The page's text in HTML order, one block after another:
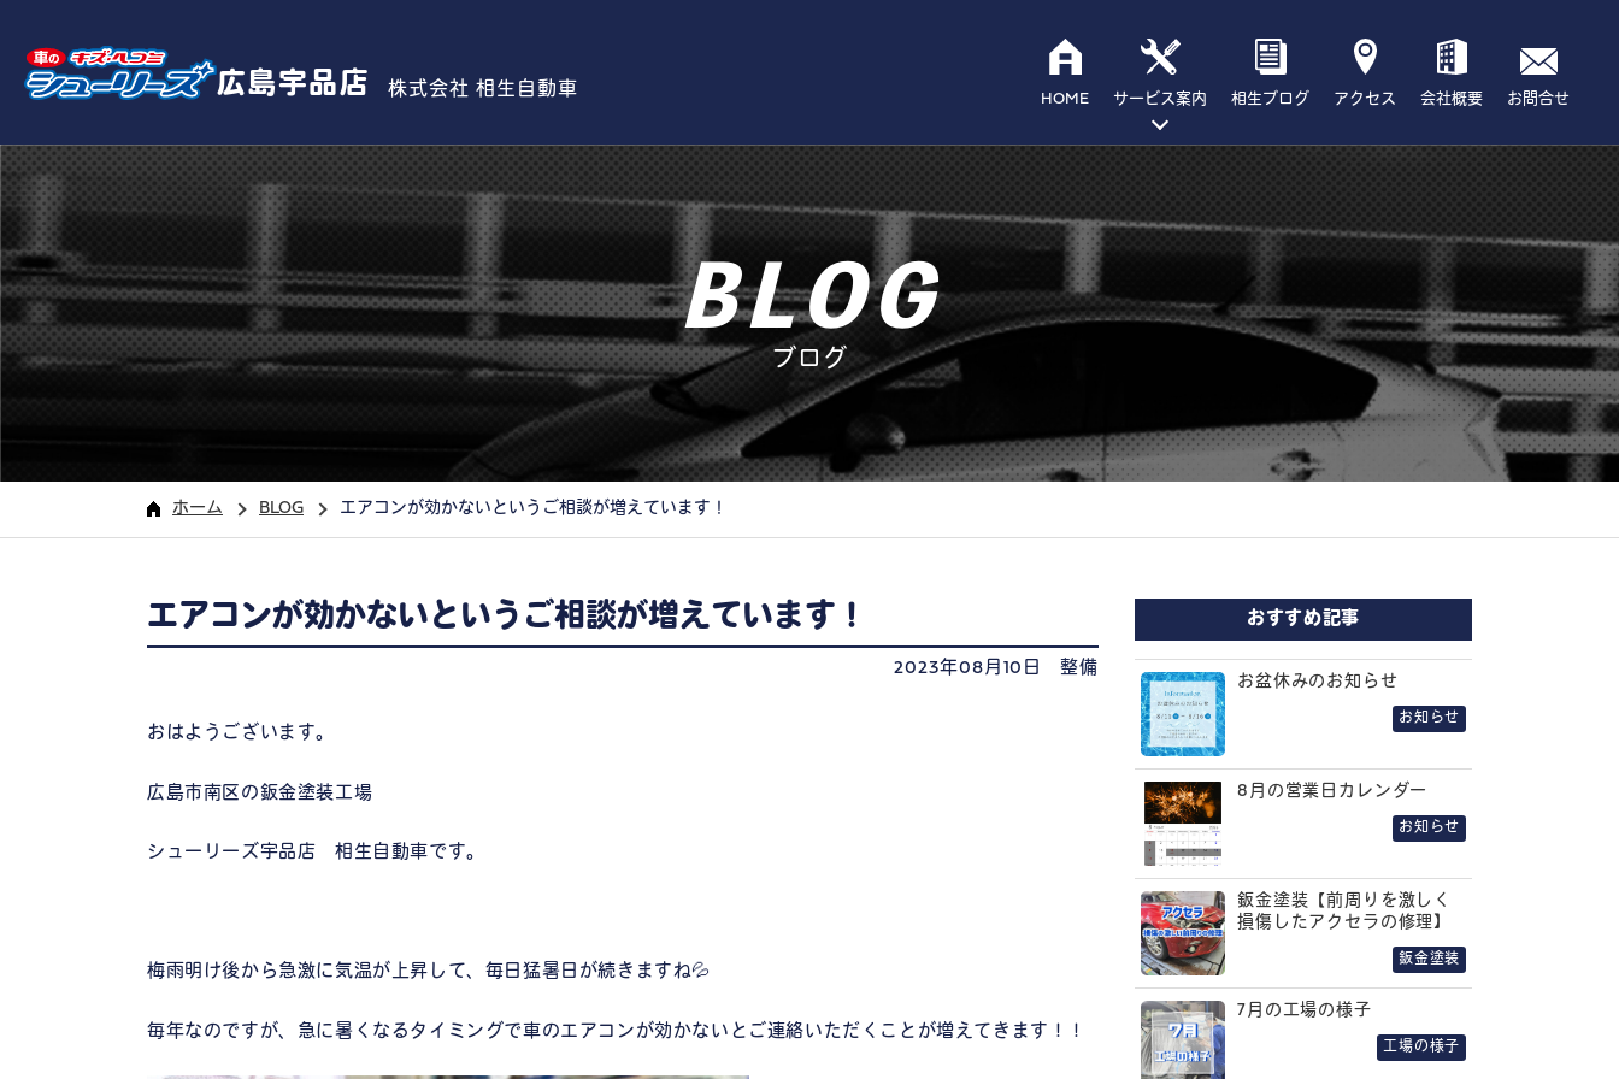
広島宇品店 株式会社 相生自動車 HOME サービス案内 相生ブログ アクセス 会社概要 お問合せ
BLOG
ブログ
ホーム BLOG エアコンが効かないというご相談が増えています！
エアコンが効かないというご相談が増えています！
2023年08月10日 整備
おはようございます。
広島市南区の鈑金塗装工場
シューリーズ宇品店 相生自動車です。
梅雨明け後から急激に気温が上昇して、毎日猛暑日が続きますね💦
毎年なのですが、急に暑くなるタイミングで車のエアコンが効かないとご連絡いただくことが増えてきます！！
おすすめ記事
お盆休みのお知らせ
お知らせ
8月の営業日カレンダー
お知らせ
鈑金塗装【前周りを激しく
損傷したアクセラの修理】
鈑金塗装
7月の工場の様子
工場の様子